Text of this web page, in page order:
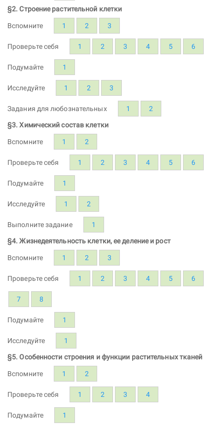
§2. Строение растительной клетки
Вспомните 1 2 3
Проверьте себя 1 2 3 4 5 6
Подумайте 1
Исследуйте 1 2 3
Задания для любознательных 1 2
§3. Химический состав клетки
Вспомните 1 2
Проверьте себя 1 2 3 4 5 6
Подумайте 1
Исследуйте 1 2
Выполните задание 1
§4. Жизнедеятельность клетки, ее деление и рост
Вспомните 1 2 3
Проверьте себя 1 2 3 4 5 6
7 8
Подумайте 1
Исследуйте 1
§5. Особенности строения и функции растительных тканей
Вспомните 1 2
Проверьте себя 1 2 3 4
Подумайте 1